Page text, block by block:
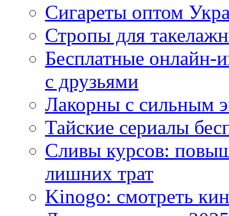
Сигареты оптом
Стропы для
Бесплатные
с друзьями
Лакорны с сильным
Тайские сериалы
Сливы курсов:
лишних трат
Kinogo: смотреть